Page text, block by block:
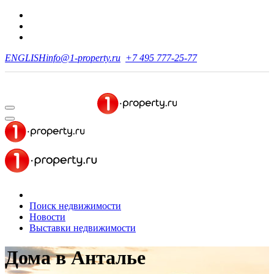
ENGLISHinfo@1-property.ru +7 495 777-25-77
Поиск недвижимости
Новости
Выставки недвижимости
Домав Анталье